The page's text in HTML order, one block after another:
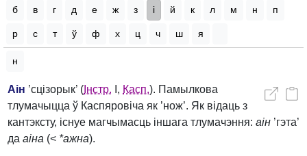
б в г д е ж з і й к л м н п
р с т ў ф х ц ч ш я
н
Аін ’сцізорык’ ( Інстр. I, Касп.). Памылкова
тлумачыцца ў Каспяровіча як ’нож’. Як відаць з
кантэксту, існуе магчымасць іншага тлумачэння: аін ’гэта’
да аіна (< *ажна).